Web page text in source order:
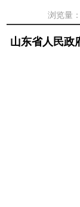
浏览量：
山东省人民政